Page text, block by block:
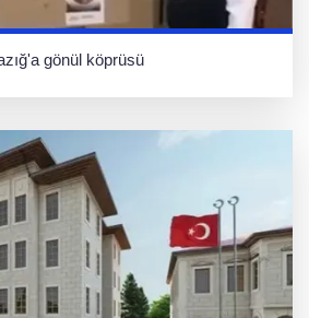
gönül köprüsü